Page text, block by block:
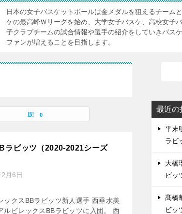
日本の女子バスケットボールは金メダルを狙えるチーム
ケの最高峰Ｗリーグを始め、大学女子バスケ、高校女子
子クラブチームの試合情報や選手の紹介をしていきバス
ファンが増えることを目指します。
0
ビッツ（2020-2021シーズ
月6日
クスBBラビッツ新人選手 西垂水美
ビレックスBBラビッツに入団。 西
最近の
平末
ラビ
大橋
ビッ
髙橋
ビッ